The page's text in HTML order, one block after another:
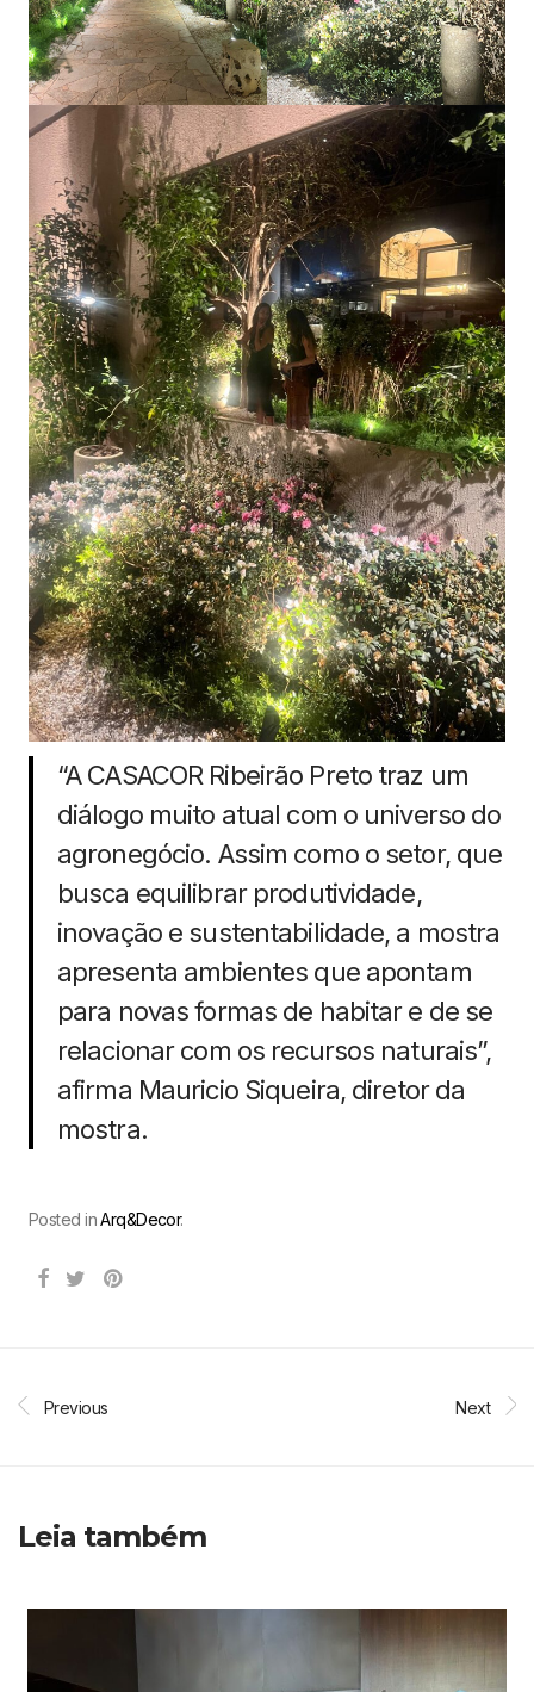
“A CASACOR Ribeirão Preto traz um
diálogo muito atual com o universo do
agronegócio. Assim como o setor, que
busca equilibrar produtividade,
inovação e sustentabilidade, a mostra
apresenta ambientes que apontam
para novas formas de habitar e de se
relacionar com os recursos naturais”,
afirma Mauricio Siqueira, diretor da
mostra.
Posted inArq&Decor.
Previous Next
Leia também